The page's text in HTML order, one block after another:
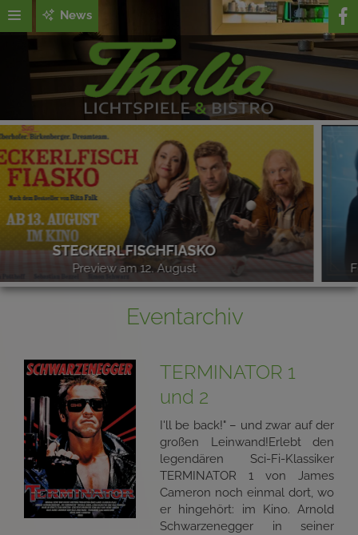
News
25 JAHRE HARRY POTTER
Feiert mit uns! Zwei besondere Events erwarten Euch!
Eventarchiv
TERMINATOR 1
und 2
I'll be back!" – und zwar auf der
großen Leinwand!Erlebt den
legendären Sci-Fi-Klassiker
TERMINATOR 1 von James
Cameron noch einmal dort, wo
er hingehört: im Kino. Arnold
Schwarzenegger in seiner